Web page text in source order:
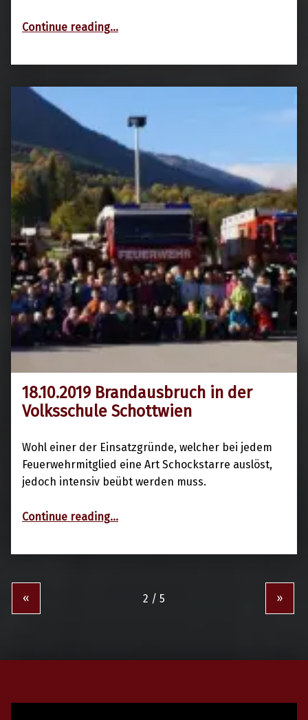
Continue reading…
18.10.2019 Brandausbruch in der
Volksschule Schottwien
Wohl einer der Einsatzgründe, welcher bei jedem
Feuerwehrmitglied eine Art Schockstarre auslöst,
jedoch intensiv beübt werden muss.
Continue reading“18.10.2019 Brandausbruch in der Volksschule Schottwien”
…
18. Oktober 2019
« »